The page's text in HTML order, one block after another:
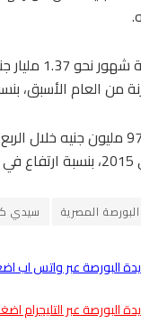
العام الأسبق، بنسبة
البورصة المصرية سيدي
البورصة عبر واتس اب
البورصة عبر التليجرام